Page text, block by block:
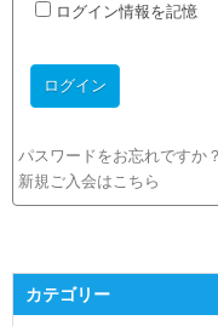
ログイン情報を記憶
パスワードをお忘れですか？
新規ご入会はこちら
カテゴリー